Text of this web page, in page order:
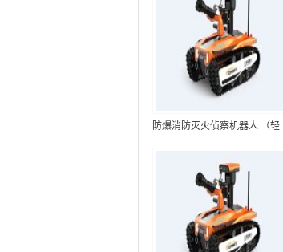
防爆消防灭火侦察机器人 （轻
MC80BD（第6代）